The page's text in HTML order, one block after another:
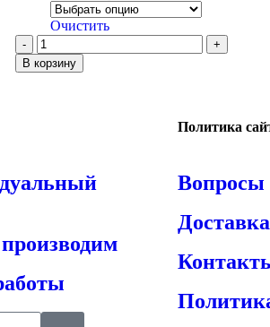
Очистить
В корзину
Политика
Вопросы
Доставка